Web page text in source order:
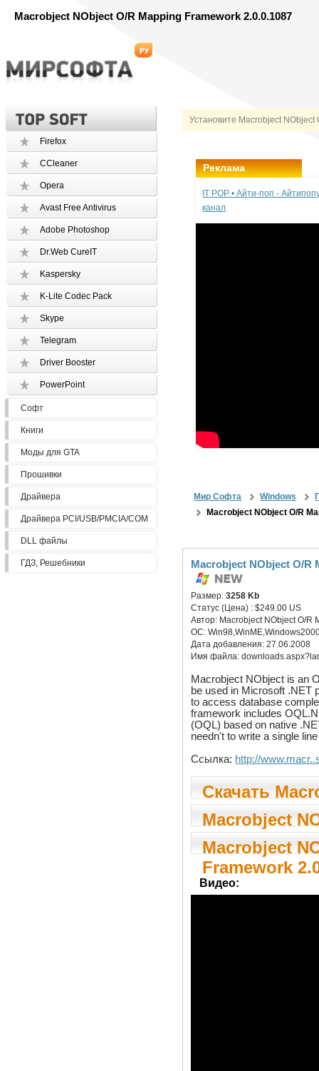
Macrobject NObject O/R Mapping Framework 2.0.0.1087
Установите Macrobject
Firefox
CCleaner
Opera
Avast Free Antivirus
Adobe Photoshop
Dr.Web CureIT
Kaspersky
K-Lite Codec Pack
Skype
Telegram
Driver Booster
PowerPoint
Софт
Книги
Моды для GTA
Прошивки
Драйвера
Драйвера PCI/USB/PMCIA/COM
DLL файлы
ГДЗ, Решебники
Реклама
IT POP • Айти-поп -
канал
Мир Софта Windows
Macrobject NObject O/R
Macrobject NObject O/R
Размер:3258 Kb
Статус (Цена) :$249.00 US
Автор: Macrobject NObject O/R
ОС:
Дата добавления:27.06.2008
Имя файла:
Macrobject NObject is an
be used in Microsoft .NET
to access database
framework includes
(OQL) based on native
needn't to write a single
Ссылка: http://
Скачать
Framework
Macrobject
Framework
Macrobject
Framework
Видео: